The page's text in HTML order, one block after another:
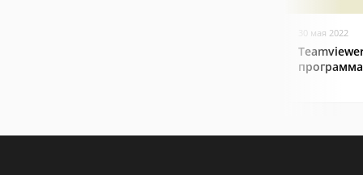
30 мая 2022
программа